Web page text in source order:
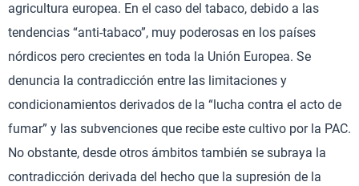
agricultura europea. En el caso del tabaco, debido a las
tendencias “anti-tabaco”, muy poderosas en los países
nórdicos pero crecientes en toda la Unión Europea. Se
denuncia la contradicción entre las limitaciones y
condicionamientos derivados de la “lucha contra el acto de
fumar” y las subvenciones que recibe este cultivo por la PAC.
No obstante, desde otros ámbitos también se subraya la
contradicción derivada del hecho que la supresión de la